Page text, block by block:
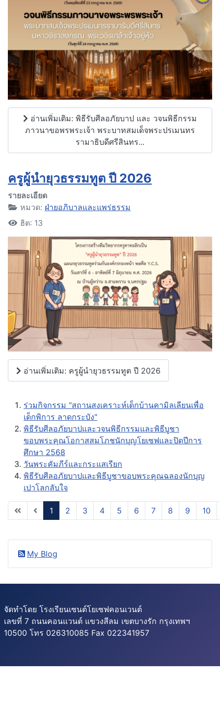
อ่านเพิ่มเติม: พิธีรับศีลอภัยบาป และ วจนพิธีกรรม
ภาวนาขอพรพระเจ้า พระบาทสมเด็จพระปรเมนทร
รามาธิบดีศรีสินทร...
ครูผู้นำยุวธรรมทูต ปี 2026
รายละเอียด
หมวด: ฝ่ายอภิบาลและแพร่ธรรม
ฮิต: 13
อ่านเพิ่มเติม: ครูผู้นำยุวธรรมทูต ปี 2026
ร่วมกิจกรรม "สถานสงเคราะห์เด็กบ้านคามิลเลียนเพื่อ
เด็กพิการ ลาดกระบัง"
พิธีรับศีลอภัยบาปและวจนพิธีกรรมและพิธีบูชา
ขอบพระคุณโอกาสสมโภชนักบุญโยเซฟและปิดปีการ
ศึกษา 2568
วันพระคัมภีร์และกระแสเรียก
พิธีรับศีลอภัยบาปและพิธีบูชาขอบพระคุณฉลองนักบุญ
เปาโลกลับใจ
หน้า 1 จาก 19
1 2 3 4 5 6 7 8 9 10
My Blog
จัดทำโดย โรงเรียนเซนต์โยเซฟคอนเวนต์
เลขที่ 7 ถนนคอนแวนต์ แขวงสีลม เขตบางรัก กรุงเทพฯ
10500 โทร 026310085 Fax 022341957